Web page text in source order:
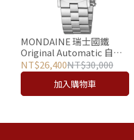
MONDAINE 瑞士國鐵
Original Automatic 自動
機械錶 - 41mm / 4161BSJ
NT$26,400NT$30,000
加入購物車